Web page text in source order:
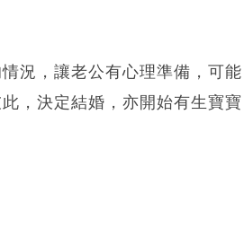
況，讓老公有心理準備，可能
，決定結婚，亦開始有生寶寶